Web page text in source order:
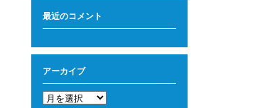
最近のコメント
アーカイブ
ア